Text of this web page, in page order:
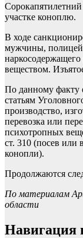
участке коноплю.
В ходе
мужчины,
веществом.
По данному факту
статьям
производство,
перевозка или
психотропных
ст. 310 (посев или
конопли).
Продолжаются
По материалам
области
Навигация